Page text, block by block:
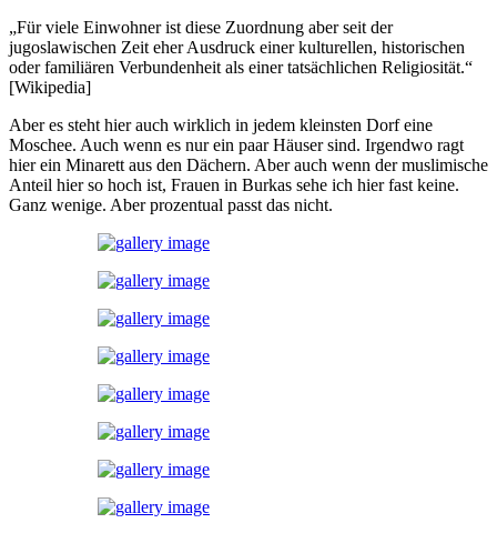
„Für viele Einwohner ist diese Zuordnung aber seit der
jugoslawischen Zeit eher Ausdruck einer kulturellen, historischen
oder familiären Verbundenheit als einer tatsächlichen Religiosität.“
[Wikipedia]
Aber es steht hier auch wirklich in jedem kleinsten Dorf eine
Moschee. Auch wenn es nur ein paar Häuser sind. Irgendwo ragt
hier ein Minarett aus den Dächern. Aber auch wenn der muslimische
Anteil hier so hoch ist, Frauen in Burkas sehe ich hier fast keine.
Ganz wenige. Aber prozentual passt das nicht.